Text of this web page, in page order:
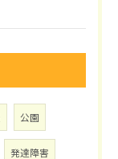
公園
発達障害